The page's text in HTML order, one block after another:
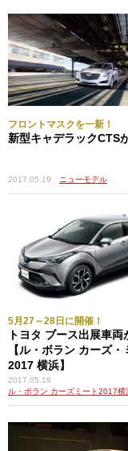
フロントマスクを一新！
新型キャデラックCTS
2017.05.19 ニューモデル
5月27～28日に開催！
トヨタ ブース出展車両
【ル・ボラン カーズ・
2017 横浜】
2017.05.19
ル・ボラン カーズミート2017横